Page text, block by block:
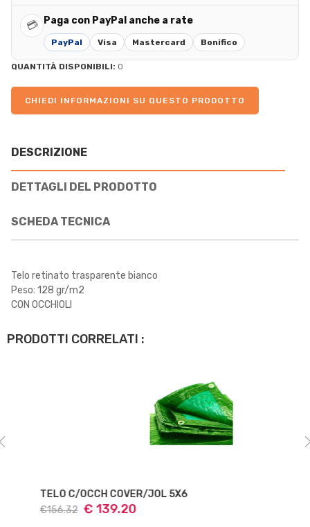
💳 Paga con PayPal anche a rate
PayPal Visa Mastercard Bonifico
QUANTITÀ DISPONIBILI: 0
CHIEDI INFORMAZIONI SU QUESTO PRODOTTO
DESCRIZIONE
DETTAGLI DEL PRODOTTO
SCHEDA TECNICA
Telo retinato trasparente bianco
Peso: 128 gr/m2
CON OCCHIOLI
PRODOTTI CORRELATI :
TELO C/OCCH COVER/JOL 5X6
€156.32 € 139.20